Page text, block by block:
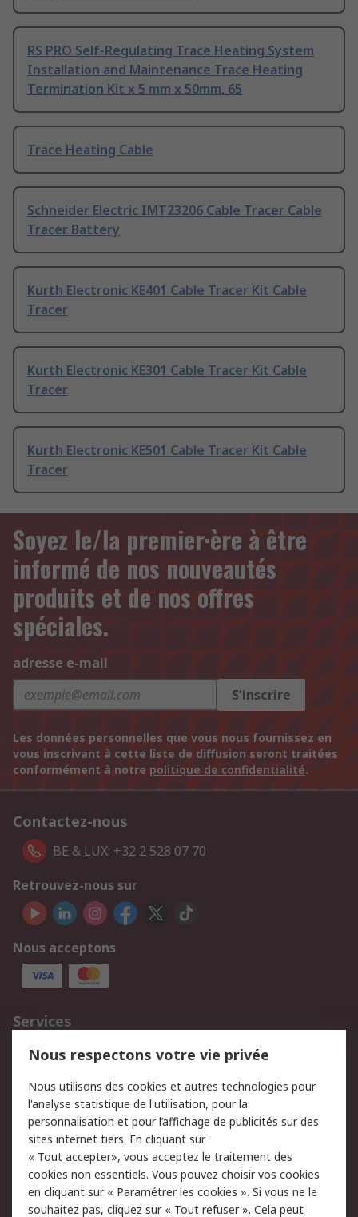
RS PRO Self-Regulating Trace Heating System
Installation and Maintenance Trace Heating
Termination Kit x 5 mm x 50mm, 65
Trace Heating Cable
Schneider Electric IMT23206 Cable Tracer Cable
Tracer Battery
Kurth Electronic KE401 Cable Tracer Kit Cable
Tracer
Kurth Electronic KE301 Cable Tracer Kit Cable
Tracer
Kurth Electronic KE501 Cable Tracer Kit Cable
Tracer
Soyez le/la premier·ère à être
informé de nos nouveautés
produits et de nos offres
spéciales.
adresse e-mail
S'inscrire
Les données personnelles que vous nous fournissez en
vous inscrivant à cette liste de diffusion seront traitées
conformément à notre politique de confidentialité.
Contactez-nous
BE & LUX: +32 2 528 07 70
Retrouvez-nous sur
Nous acceptons
Services
750.000 produits
2.500 marques
Retours
Support technique
Track & trace
Legal
Politique de cookies
Sécurité des e-mails
Politique de protection
Conditions générales
Nous respectons votre vie privée
Nous utilisons des cookies et autres technologies pour
l'analyse statistique de l'utilisation, pour la
personnalisation et pour l’affichage de publicités sur des
sites internet tiers. En cliquant sur
« Tout accepter», vous acceptez le traitement des
cookies non essentiels. Vous pouvez choisir vos cookies
en cliquant sur « Paramétrer les cookies ». Si vous ne le
souhaitez pas, cliquez sur « Tout refuser ». Cela peut